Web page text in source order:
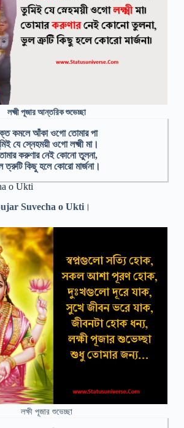
লক্ষ্মী পূজার আন্তরিক শুভেচ্ছা
কমলে আঁকা ওগো তোমার পা
যে স্নেহময়ী ওগো লক্ষ্মী মা।
করুণার নেই কোনো তুলনা,
ত্রুটি কিছু হলে কোরো মার্জনা।
o Ukti
Suvecha o Ukti।
লক্ষী পূজার শুভেচ্ছা